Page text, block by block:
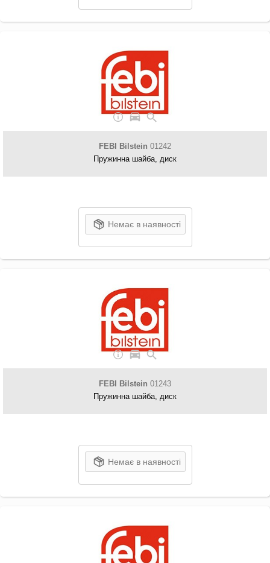
FEBI Bilstein 01242
Пружинна шайба, диск
Немає в наявності
FEBI Bilstein 01243
Пружинна шайба, диск
Немає в наявності